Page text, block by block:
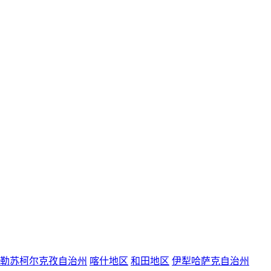
苏柯尔克孜自治州 喀什地区 和田地区 伊犁哈萨克自治州